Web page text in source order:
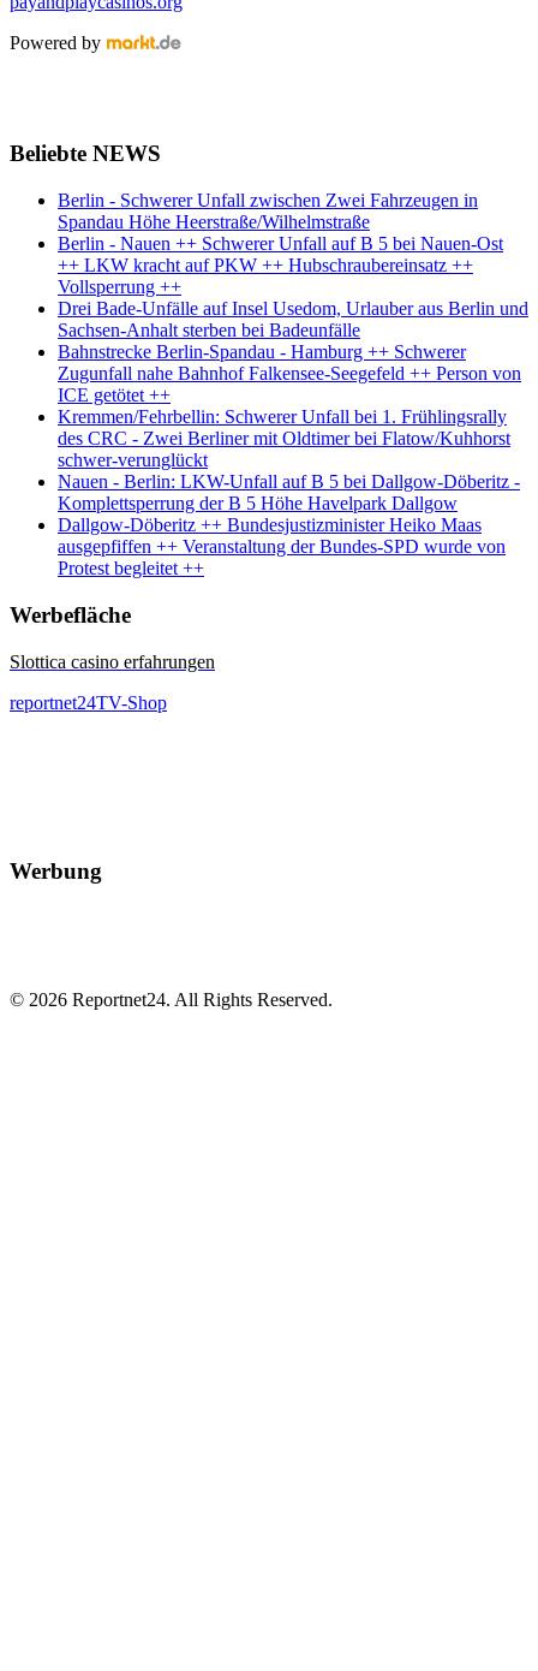
Powered by
Beliebte NEWS
Berlin - Schwerer Unfall zwischen Zwei Fahrzeugen in
Spandau Höhe Heerstraße/Wilhelmstraße
Berlin - Nauen ++ Schwerer Unfall auf B 5 bei Nauen-Ost
++ LKW kracht auf PKW ++ Hubschraubereinsatz ++
Vollsperrung ++
Drei Bade-Unfälle auf Insel Usedom, Urlauber aus Berlin und
Sachsen-Anhalt sterben bei Badeunfälle
Bahnstrecke Berlin-Spandau - Hamburg ++ Schwerer
Zugunfall nahe Bahnhof Falkensee-Seegefeld ++ Person von
ICE getötet ++
Kremmen/Fehrbellin: Schwerer Unfall bei 1. Frühlingsrally
des CRC - Zwei Berliner mit Oldtimer bei Flatow/Kuhhorst
schwer-verunglückt
Nauen - Berlin: LKW-Unfall auf B 5 bei Dallgow-Döberitz -
Komplettsperrung der B 5 Höhe Havelpark Dallgow
Dallgow-Döberitz ++ Bundesjustizminister Heiko Maas
ausgepfiffen ++ Veranstaltung der Bundes-SPD wurde von
Protest begleitet ++
Werbefläche
Slottica casino erfahrungen
reportnet24TV-Shop
Werbung
© 2026 Reportnet24. All Rights Reserved.